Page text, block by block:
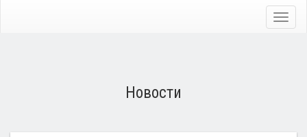
Новости